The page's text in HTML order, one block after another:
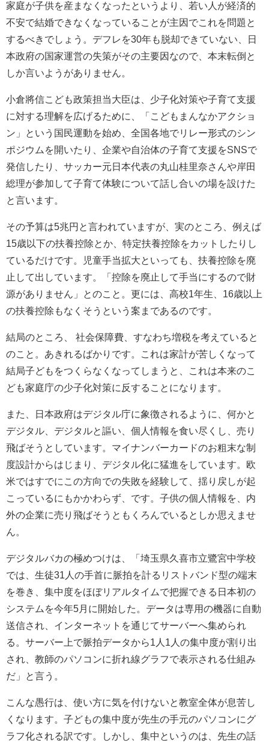
家庭が子供を産まなくなったというより、若い人が経済的
不安で結婚できなくなっていることが主因でこれを問題と
するべきでしょう。デフレを30年も脱却できていない、日
本政府の国家運営の失策がその主要因なので、本末転倒と
しか言いようがありません。
小倉將信こども政策担当大臣は、少子化対策や子育て支援
に対する理解を広げるために、「こどもまんなかアクショ
ン」という国民運動を始め、全国各地でリレー形式のシン
ポジウムを開いたり、企業や自治体の子育て支援をSNSで
発信したり、サッカー元日本代表の丸山桂里奈さんや岸田
総理が参加して子育て体験について話し合いの場を設けた
と言います。
その予算は5兆円と言われていますが、実のところ、例えば
15歳以下の扶養控除とか、特定扶養控除をカットしたりし
ているだけです。児童手当拡大といっても、扶養控除を廃
止して出しています。「控除を廃止して手当にするので財
源がありません」とのこと。更には、高校1 年生、 16歳以上
の扶養控除もなくそうという案まであるのです。
結局のところ、
社会保障費、すなわち増税を考えていると
のこと。あきれるばかりです。これは家計が苦しくなって
結局子どもをつくらなくなってしまうと、これは本来のこ
ども家庭庁の少子化対策に反することになります。
また、日本政府はデジタル庁に象徴されるように、何かと
デジタル、デジタルと謳い、個人情報を食い尽くし、売り
飛ばそうとしています。マイナンバーカードのお粗末な制
度設計からはじまり、デジタル化に猛進をしています。欧
米ではすでにこの方向での失敗を経験して、揺り戻しが起
こっているにもかかわらず、です。子供の個人情報を、内
外の企業に売り飛ばそうともくろんでいるとしか思えませ
ん。
デジタルバカの極めつけは、「埼玉県久喜市立鷺宮中学校
では、生徒31 人の手首に脈拍を計るリストバンド型の端末
を巻き、集中度をほぼリアルタイムで把握できる日本初の
システムを今年5 月に開始した。データは専用の機器に自動
送信され、インターネットを通じてサーバーへ集められ
る。サーバー上で脈拍データから1 人 1 人の集中度が割り出
され、教師のパソコンに折れ線グラフで表示される仕組み
だ」と言う。
こんな愚行は、使い方に気を付けないと教室全体が息苦し
くなります。子どもの集中度が先生の手元のパソコンにグ
ラフ化される訳です。しかし、集中というのは、先生の話